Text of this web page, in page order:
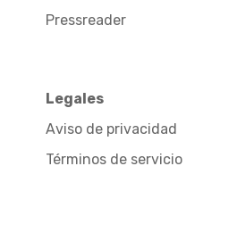
Pressreader
Legales
Aviso de privacidad
Términos de servicio